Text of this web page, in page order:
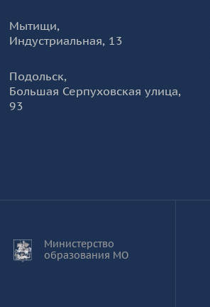
Мытищи,
Индустриальная, 13
Подольск,
Большая Серпуховская улица,
93
Министерство
образования МО